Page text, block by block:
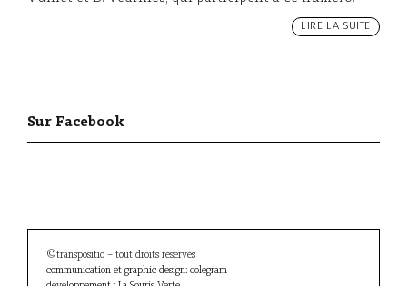
LIRE LA SUITE
Sur Facebook
©transpositio – tout droits réservés
communication et graphic design: colegram